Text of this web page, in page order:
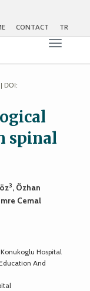
CONTACT TR
Toggle
DOI:
spinal
3, Özhan
Cemal
Hospital
And